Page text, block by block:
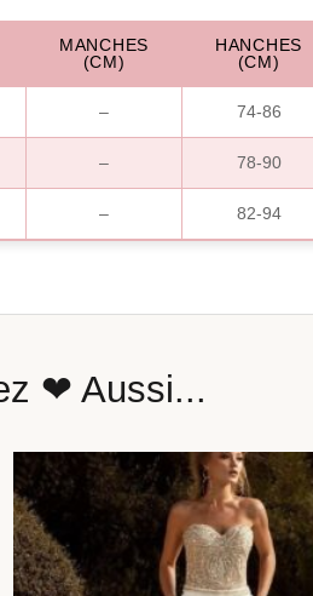
MANCHES
(CM)
HANCHES
(CM)
– 74-86
– 78-90
– 82-94
❤ Aussi...